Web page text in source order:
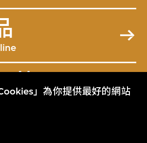
」為你提供最好的網站
藏品